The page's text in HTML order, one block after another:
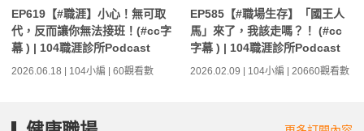
EP619【#職涯】小心！無可取
代，反而讓你無法接班！(#cc字
幕 ) | 104職涯診所Podcast
2026.06.18 | 104小編 | 60觀看數
EP585【#職場生存】「國王人
馬」來了，我該走嗎？！ (#cc
字幕 ) | 104職涯診所Podcast
2026.02.09 | 104小編 | 20660觀看數